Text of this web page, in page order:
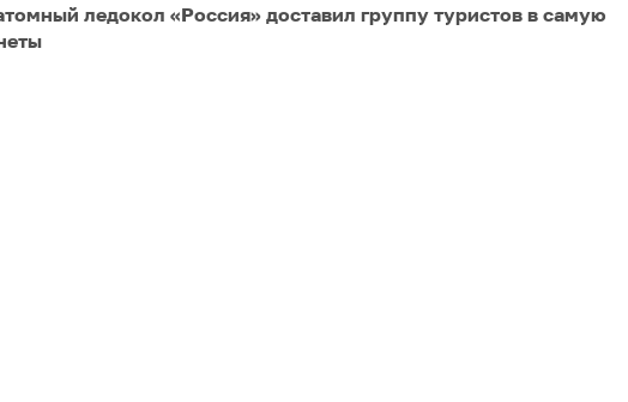
ледокол «Россия» доставил группу туристов в самую